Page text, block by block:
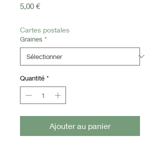
5,00 €Prix
Cartes postales
Graines *
Quantité *
Ajouter au panier